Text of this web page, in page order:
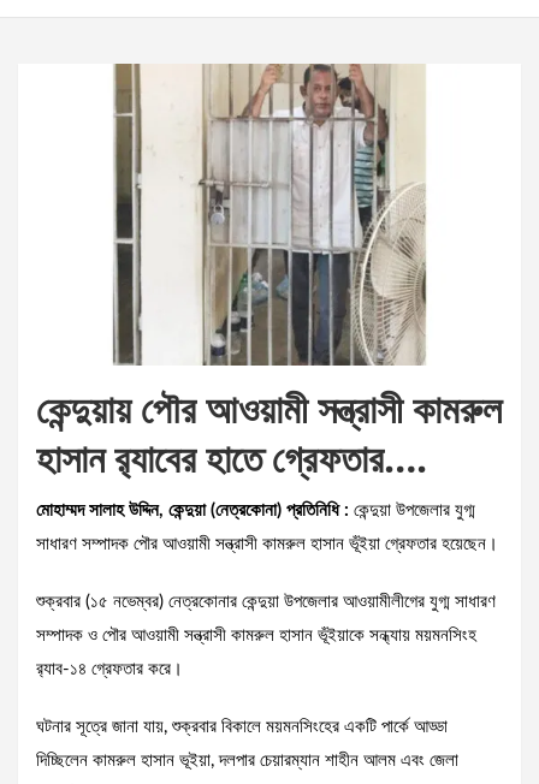
কেন্দুয়ায় পৌর আওয়ামী সন্ত্রাসী কামরুল
হাসান র‌্যাবের হাতে গ্রেফতার….
মোহাম্মদ সালাহ উদ্দিন, কেন্দুয়া (নেত্রকোনা) প্রতিনিধি : কেন্দুয়া উপজেলার যুগ্ম
সাধারণ সম্পাদক পৌর আওয়ামী সন্ত্রাসী কামরুল হাসান ভূঁইয়া গ্রেফতার হয়েছেন।
শুক্রবার (১৫ নভেম্বর) নেত্রকোনার কেন্দুয়া উপজেলার আওয়ামীলীগের যুগ্ম সাধারণ
সম্পাদক ও পৌর আওয়ামী সন্ত্রাসী কামরুল হাসান ভূঁইয়াকে সন্ধ্যায় ময়মনসিংহ
র‍্যাব-১৪ গ্রেফতার করে।
ঘটনার সূত্রে জানা যায়, শুক্রবার বিকালে ময়মনসিংহের একটি পার্কে আড্ডা
দিচ্ছিলেন কামরুল হাসান ভূইয়া, দলপার চেয়ারম্যান শাহীন আলম এবং জেলা